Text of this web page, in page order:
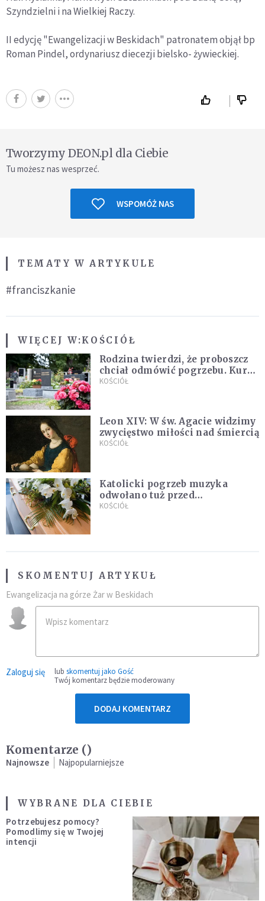
Szyndzielni i na Wielkiej Raczy.
II edycję "Ewangelizacji w Beskidach" patronatem objął bp
Roman Pindel, ordynariusz diecezji bielsko- żywieckiej.
Tworzymy DEON.pl dla Ciebie
Tu możesz nas wesprzeć.
WSPOMÓŻ NAS
TEMATY W ARTYKULE
#franciszkanie
WIĘCEJ W:KOŚCIÓŁ
Rodzina twierdzi, że proboszcz
chciał odmówić pogrzebu. Kuria
zapowiada wyjaśnienia
KOŚCIÓŁ
Leon XIV: W św. Agacie widzimy
zwycięstwo miłości nad śmiercią
KOŚCIÓŁ
Katolicki pogrzeb muzyka
odwołano tuż przed
uroczystością. Powodem była
KOŚCIÓŁ
SKOMENTUJ ARTYKUŁ
Ewangelizacja na górze Żar w Beskidach
Zaloguj się lub skomentuj jako Gość
Twój komentarz będzie moderowany
DODAJ KOMENTARZ
Komentarze ()
Najnowsze Najpopularniejsze
WYBRANE DLA CIEBIE
Potrzebujesz pomocy?
Pomodlimy się w Twojej
intencji